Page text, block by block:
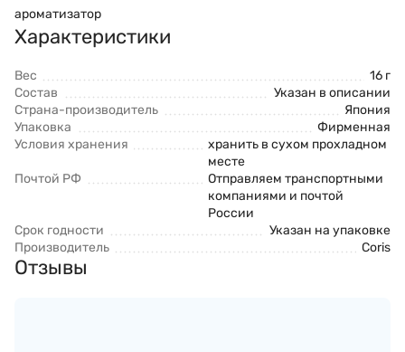
ароматизатор
Характеристики
Вес
16 г
Состав
Указан в описании
Страна-производитель
Япония
Упаковка
Фирменная
Условия хранения
хранить в сухом прохладном
месте
Почтой РФ
Отправляем транспортными
компаниями и почтой
России
Срок годности
Указан на упаковке
Производитель
Coris
Отзывы